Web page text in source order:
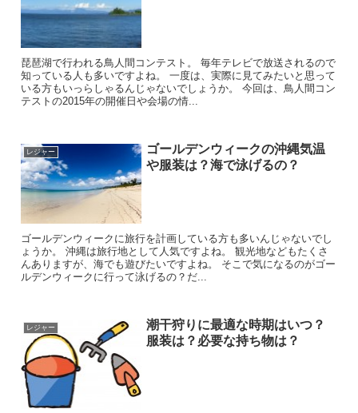
琵琶湖で行われる鳥人間コンテスト。 毎年テレビで放送されるので
知っている人も多いですよね。 一度は、実際に見てみたいと思って
いる方もいっらしゃるんじゃないでしょうか。 今回は、鳥人間コン
テストの2015年の開催日や会場の情...
レジャー
ゴールデンウィークの沖縄気温
や服装は？海で泳げるの？
ゴールデンウィークに旅行を計画している方も多いんじゃないでし
ょうか。 沖縄は旅行地として人気ですよね。 観光地などもたくさ
んありますが、海でも遊びたいですよね。 そこで気になるのがゴー
ルデンウィークに行って泳げるの？だ...
レジャー
潮干狩りに最適な時期はいつ？
服装は？必要な持ち物は？